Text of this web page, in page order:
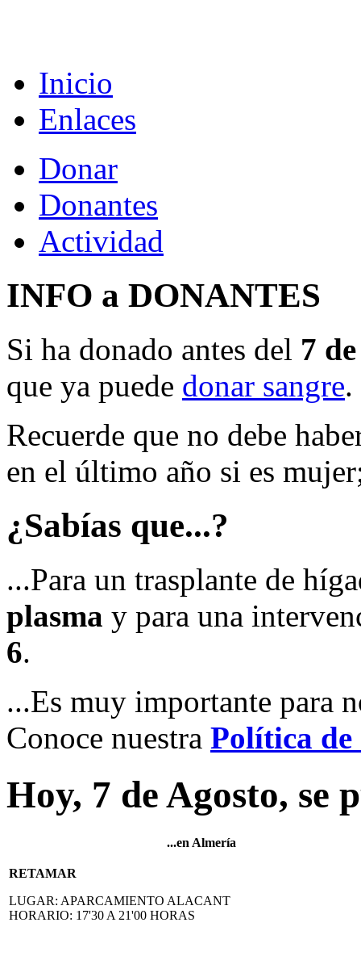
Inicio
Enlaces
Donar
Donantes
Actividad
INFO a DONANTES
Si ha donado antes del 7
que ya puede donar sangre.
Recuerde que no debe
en el último año si es
¿Sabías que...?
...Para un trasplante de
plasma y para una
6.
...Es muy importante para
Conoce nuestra Política
Hoy, 7 de Agosto, se
...en Almería
RETAMAR
LUGAR: APARCAMIENTO ALACANT
HORARIO: 17'30 A 21'00 HORAS